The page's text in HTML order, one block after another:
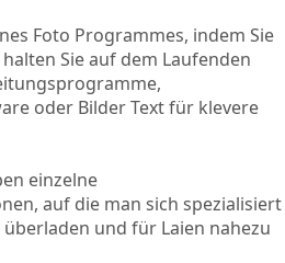
Foto Programmes, indem Sie
Sie auf dem Laufenden
oder Bilder Text für klevere
einzelne
auf die man sich spezialisiert
und für Laien nahezu